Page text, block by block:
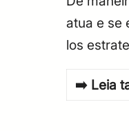
atua e se
los
➡️ Leia